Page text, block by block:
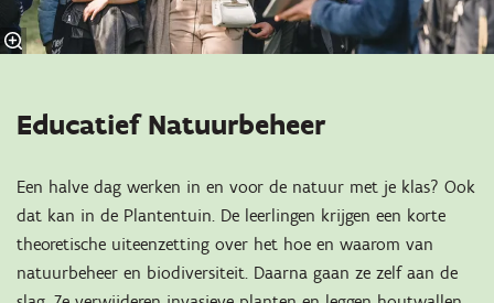
Educatief Natuurbeheer
Een halve dag werken in en voor de natuur met je klas? Ook
dat kan in de Plantentuin. De leerlingen krijgen een korte
theoretische uiteenzetting over het hoe en waarom van
natuurbeheer en biodiversiteit. Daarna gaan ze zelf aan de